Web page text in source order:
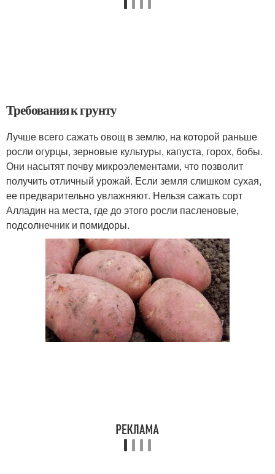
Требования к грунту
Лучше всего сажать овощ в землю, на которой раньше
росли огурцы, зерновые культуры, капуста, горох, бобы.
Они насытят почву микроэлементами, что позволит
получить отличный урожай. Если земля слишком сухая,
ее предварительно увлажняют. Нельзя сажать сорт
Алладин на места, где до этого росли пасленовые,
подсолнечник и помидоры.